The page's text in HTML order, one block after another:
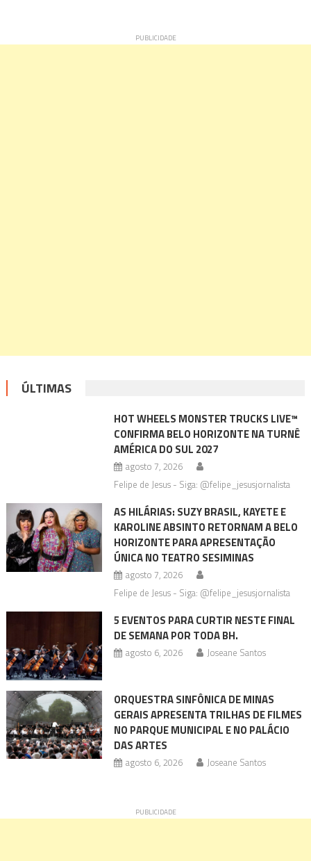
ÚLTIMAS
HOT WHEELS MONSTER TRUCKS LIVE™
CONFIRMA BELO HORIZONTE NA TURNÊ
AMÉRICA DO SUL 2027
agosto 7, 2026
Felipe de Jesus - Siga: @felipe_jesusjornalista
AS HILÁRIAS: SUZY BRASIL, KAYETE E
KAROLINE ABSINTO RETORNAM A BELO
HORIZONTE PARA APRESENTAÇÃO
ÚNICA NO TEATRO SESIMINAS
agosto 7, 2026
Felipe de Jesus - Siga: @felipe_jesusjornalista
5 EVENTOS PARA CURTIR NESTE FINAL
DE SEMANA POR TODA BH.
agosto 6, 2026 Joseane Santos
ORQUESTRA SINFÔNICA DE MINAS
GERAIS APRESENTA TRILHAS DE FILMES
NO PARQUE MUNICIPAL E NO PALÁCIO
DAS ARTES
agosto 6, 2026 Joseane Santos